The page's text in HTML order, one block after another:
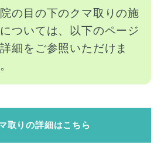
の目の下のクマ取りの施
ついては、以下のページ
細をご参照いただけま
取りの詳細はこちら